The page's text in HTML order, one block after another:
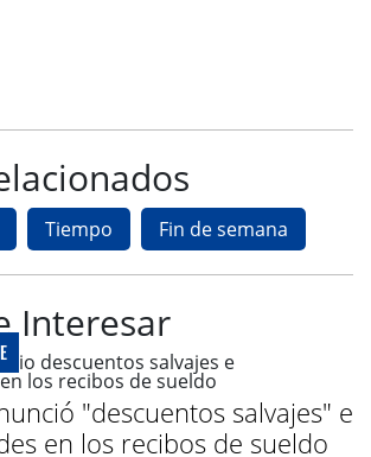
Tiempo Fin de semana
Interesar
"descuentos salvajes" e
en los recibos de sueldo